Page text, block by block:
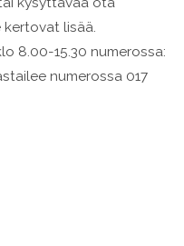
kertovat lisää.
8.00-15.30 numerossa:
numerossa 017